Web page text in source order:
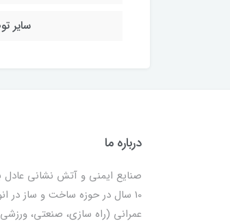
سایر
درباره ما
صنایع ایمنی و آتش نشانی عادل
10 سال در حوزه ساخت و ساز در
عمرانی (راه سازی، صنعتی،